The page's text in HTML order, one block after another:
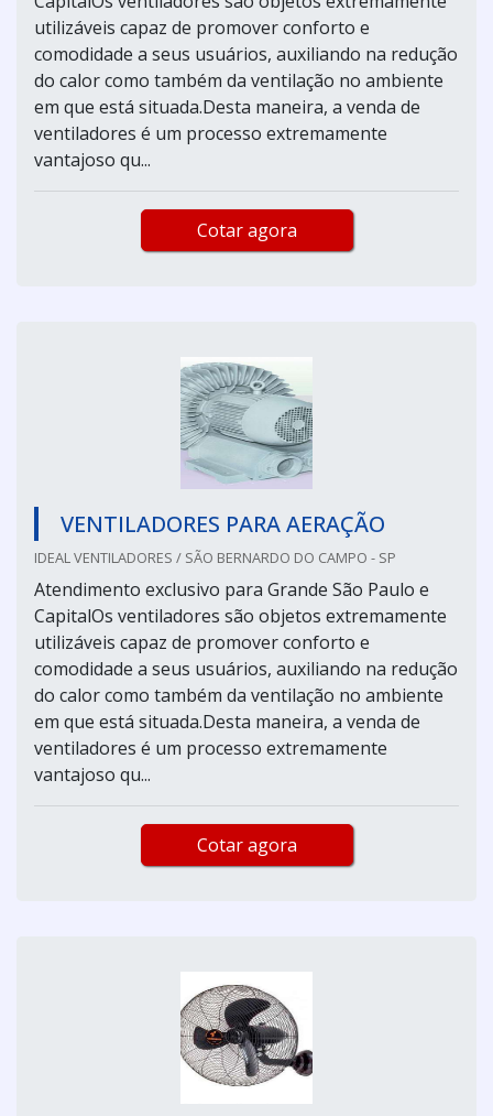
utilizáveis capaz de promover conforto e
comodidade a seus usuários, auxiliando na redução
do calor como também da ventilação no ambiente
em que está situada.Desta maneira, a venda de
ventiladores é um processo extremamente
vantajoso qu...
Cotar agora
VENTILADORES PARA AERAÇÃO
IDEAL VENTILADORES / SÃO BERNARDO DO CAMPO - SP
Atendimento exclusivo para Grande São Paulo e
CapitalOs ventiladores são objetos extremamente
utilizáveis capaz de promover conforto e
comodidade a seus usuários, auxiliando na redução
do calor como também da ventilação no ambiente
em que está situada.Desta maneira, a venda de
ventiladores é um processo extremamente
vantajoso qu...
Cotar agora